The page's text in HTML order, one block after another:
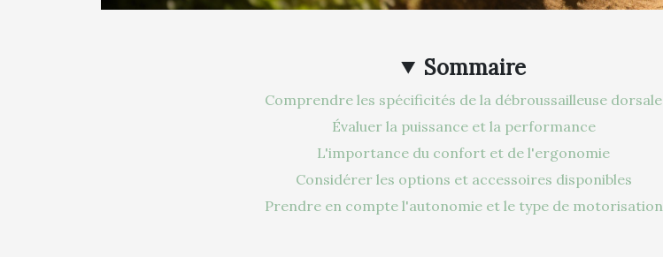
Sommaire
Comprendre les spécificités de la débroussailleuse dorsale
Évaluer la puissance et la performance
L'importance du confort et de l'ergonomie
Considérer les options et accessoires disponibles
Prendre en compte l'autonomie et le type de motorisation